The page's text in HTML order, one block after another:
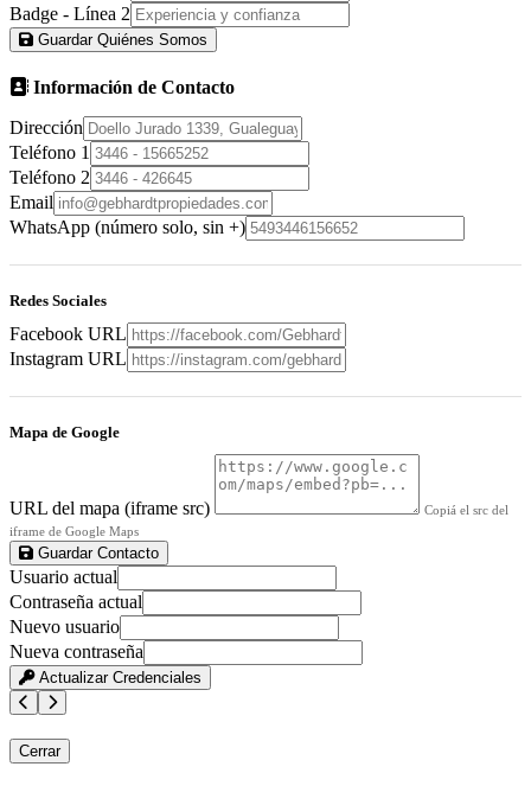
Badge - Línea 2
Guardar Quiénes Somos
Información de Contacto
Dirección
Teléfono 1
Teléfono 2
Email
WhatsApp (número solo, sin +)
Redes Sociales
Facebook URL
Instagram URL
Mapa de Google
URL del mapa (iframe src)
Copiá el src del
iframe de Google Maps
Guardar Contacto
Usuario actual
Contraseña actual
Nuevo usuario
Nueva contraseña
Actualizar Credenciales
Cerrar